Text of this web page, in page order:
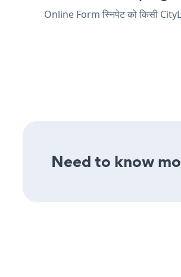
Online Form स्निपेट को किसी
Need to know